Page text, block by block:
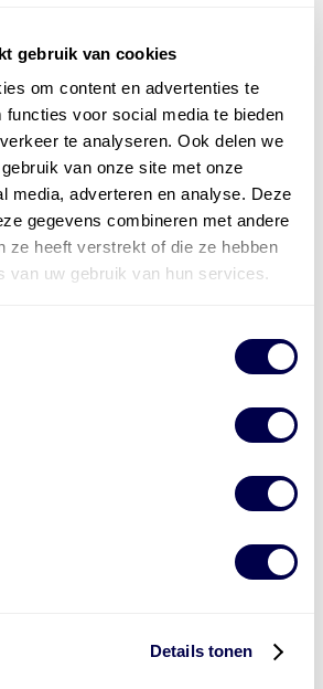
gebruik van cookies
om content en advertenties te
functies voor social media te bieden
te analyseren. Ook delen we
van onze site met onze
media, adverteren en analyse. Deze
gegevens combineren met andere
ze heeft verstrekt of die ze hebben
van uw gebruik van hun services.
Details tonen
met Mobil Smeermiddelen
ik nodig
bekijken
,Roba ,de Groot